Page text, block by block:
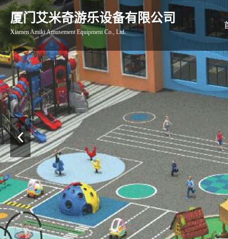
厦门艾米奇游乐设备有限公司
Xiamen Amiki Amusement Equipment Co., Ltd.